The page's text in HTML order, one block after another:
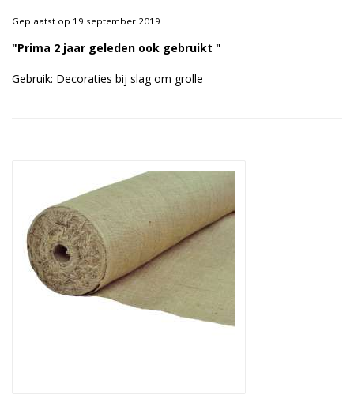
Geplaatst op 19 september 2019
"Prima 2 jaar geleden ook gebruikt "
Gebruik: Decoraties bij slag om grolle